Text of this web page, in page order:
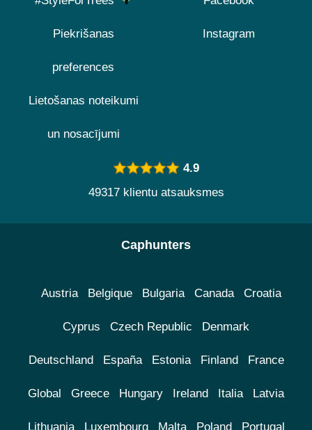
Piekrišanas
preferences
Lietošanas noteikumi
un nosacījumi
Instagram
4.9
49317 klientu atsauksmes
Caphunters
Austria Belgique Bulgaria Canada Croatia
Cyprus Czech Republic Denmark
Deutschland España Estonia Finland France
Global Greece Hungary Ireland Italia Latvia
Lithuania Luxembourg Malta Poland Portugal